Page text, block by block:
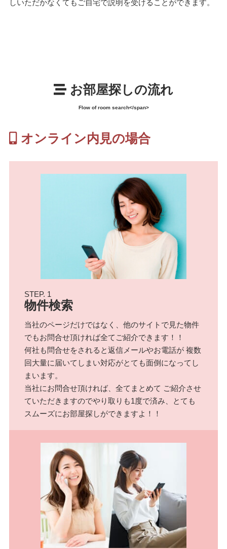
しいただかなくてもご自宅で説明を受けることができます。
お部屋探しの流れ
Flow of room search</span>
オンライン内見の場合
STEP. 1
物件検索
当社のページだけではなく、他のサイトで見た物件
でもお問合せ頂ければ全てご紹介できます！！
何社も問合せをされると返信メールやお電話が 複数
回大量に届いてしまい対応がとても面倒になってし
まいます。
当社にお問合せ頂ければ、全てまとめて ご紹介させ
ていただきますのでやり取りも1度で済み、とても
スムーズにお部屋探しができますよ！！